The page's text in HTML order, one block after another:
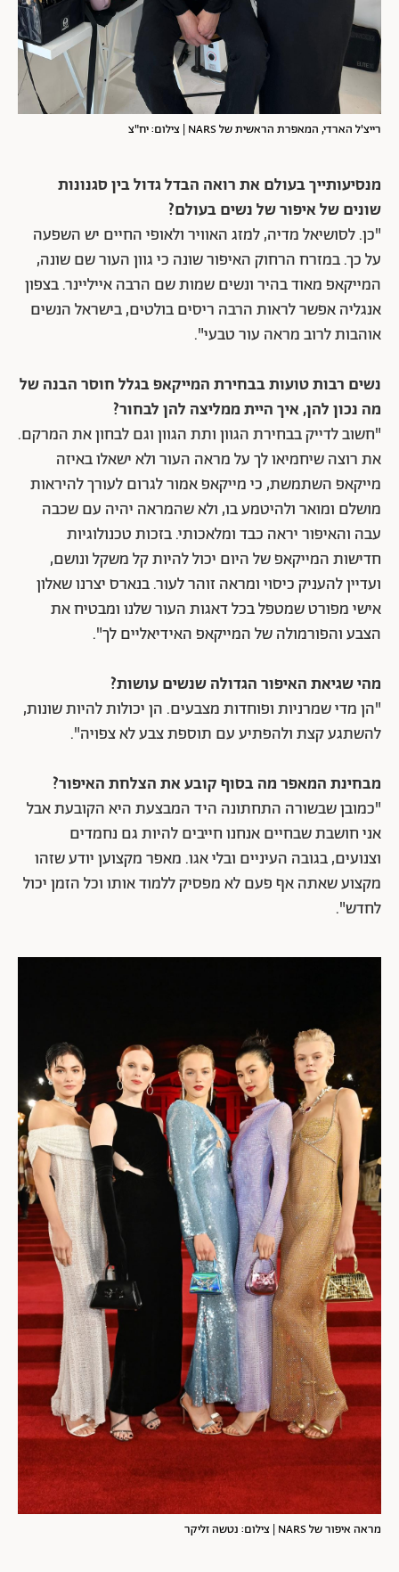
רייצ'ל הארדי, המאפרת הראשית של NARS | צילום: יח"צ
מנסיעותייך בעולם את רואה הבדל גדול בין סגנונות
שונים של איפור של נשים בעולם?
"כן. לסושיאל מדיה, למזג האוויר ולאופי החיים יש השפעה
על כך. במזרח הרחוק האיפור שונה כי גוון העור שם שונה,
המייקאפ מאוד בהיר ונשים שמות שם הרבה אייליינר. בצפון
אנגליה אפשר לראות הרבה ריסים בולטים, בישראל הנשים
אוהבות לרוב מראה עור טבעי".
נשים רבות טועות בבחירת המייקאפ בגלל חוסר הבנה של
מה נכון להן, איך היית ממליצה להן לבחור?
"חשוב לדייק בבחירת הגוון ותת הגוון וגם לבחון את המרקם.
את רוצה שיחמיאו לך על מראה העור ולא ישאלו באיזה
מייקאפ השתמשת, כי מייקאפ אמור לגרום לעורך להיראות
מושלם ומואר ולהיטמע בו, ולא שהמראה יהיה עם שכבה
עבה והאיפור יראה כבד ומלאכותי. בזכות טכנולוגיות
חדישות המייקאפ של היום יכול להיות קל משקל ונושם,
ועדיין להעניק כיסוי ומראה זוהר לעור. בנארס יצרנו שאלון
אישי מפורט שמטפל בכל דאגות העור שלנו ומבטיח את
הצבע והפורמולה של המייקאפ האידיאליים לך".
מהי שגיאת האיפור הגדולה שנשים עושות?
"הן מדי שמרניות ופוחדות מצבעים. הן יכולות להיות שונות,
להשתגע קצת ולהפתיע עם תוספת צבע לא צפויה".
מבחינת המאפר מה בסוף קובע את הצלחת האיפור?
"כמובן שבשורה התחתונה היד המבצעת היא הקובעת אבל
אני חושבת שבחיים אנחנו חייבים להיות גם נחמדים
וצנועים, בגובה העיניים ובלי אגו. מאפר מקצוען יודע שזהו
מקצוע שאתה אף פעם לא מפסיק ללמוד אותו וכל הזמן יכול
לחדש".
מראה איפור של NARS | צילום: נטשה זליקר